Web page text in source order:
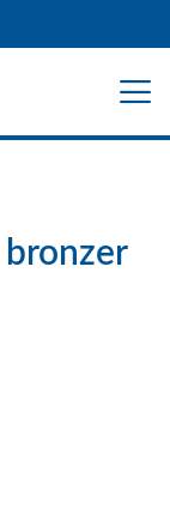
bronzer